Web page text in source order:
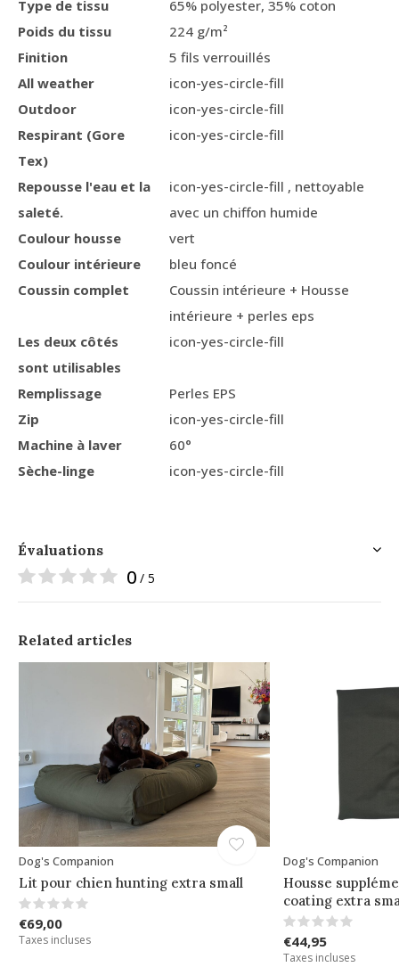
Type de tissu
65% polyester, 35% coton
Poids du tissu
224 g/m²
Finition
5 fils verrouillés
All weather
icon-yes-circle-fill
Outdoor
icon-yes-circle-fill
Respirant (Gore
Tex)
icon-yes-circle-fill
Repousse l'eau et la
saleté.
icon-yes-circle-fill , nettoyable
avec un chiffon humide
Coulour housse
vert
Coulour intérieure
bleu foncé
Coussin complet
Coussin intérieure + Housse
intérieure + perles eps
Les deux côtés
sont utilisables
icon-yes-circle-fill
Remplissage
Perles EPS
Zip
icon-yes-circle-fill
Machine à laver
60°
Sèche-linge
icon-yes-circle-fill
Évaluations
0 / 5
Related articles
Dog's Companion
Lit pour chien hunting extra small
€69,00
Taxes incluses
Dog's Companion
Housse
coating extra
€44,95
Taxes incluses